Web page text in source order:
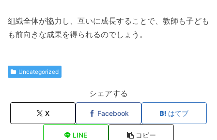
組織全体が協力し、互いに成長することで、教師も子ども
も前向きな成果を得られるのでしょう。
Uncategorized
シェアする
X Facebook はてブ
LINE コピー